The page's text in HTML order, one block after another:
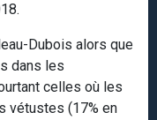
Dubois alors que
dans les
celles où les
vétustes (17% en